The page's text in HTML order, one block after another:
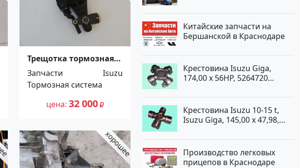
Трещотка тормозная
передняя Isuzu NQR90
Краснодар
Запчасти
Isuzu
Тормозная система
цена 32 000
Китайские запчасти на
Бершанской в Краснодаре
Крестовина Isuzu Giga,
174,00 x 56HP, 5264720
Крестовина Isuzu 10-15 t,
Isuzu Giga, 145,00 x 47,98,
Производство легковых
прицепов в Краснодаре